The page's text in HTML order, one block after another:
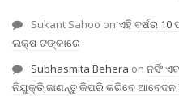
Sukant Sahoo on ଏହି ବର୍ଷର
ଲକ୍ଷ ଟଙ୍କାରେ
Subhasmita Behera on ନର୍ସିଂ
ନିଯୁକ୍ତି,ଜାଣନ୍ତୁ କିପରି କରିବେ ଆବେଦନ